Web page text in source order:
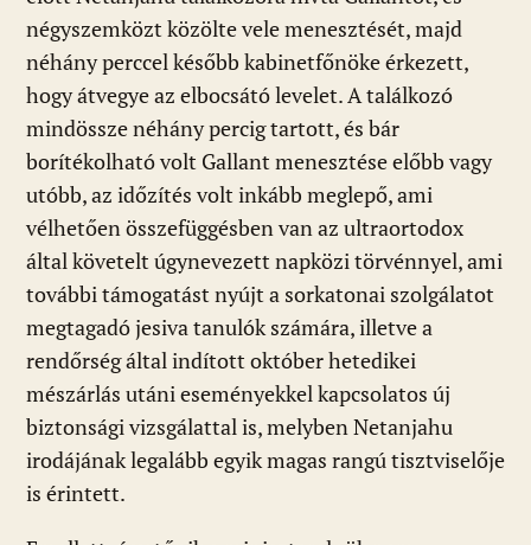
négyszemközt közölte vele menesztését, majd
néhány perccel később kabinetfőnöke érkezett,
hogy átvegye az elbocsátó levelet. A találkozó
mindössze néhány percig tartott, és bár
borítékolható volt Gallant menesztése előbb vagy
utóbb, az időzítés volt inkább meglepő, ami
vélhetően összefüggésben van az ultraortodox
által követelt úgynevezett napközi törvénnyel, ami
további támogatást nyújt a sorkatonai szolgálatot
megtagadó jesiva tanulók számára, illetve a
rendőrség által indított október hetedikei
mészárlás utáni eseményekkel kapcsolatos új
biztonsági vizsgálattal is, melyben Netanjahu
irodájának legalább egyik magas rangú tisztviselője
is érintett.